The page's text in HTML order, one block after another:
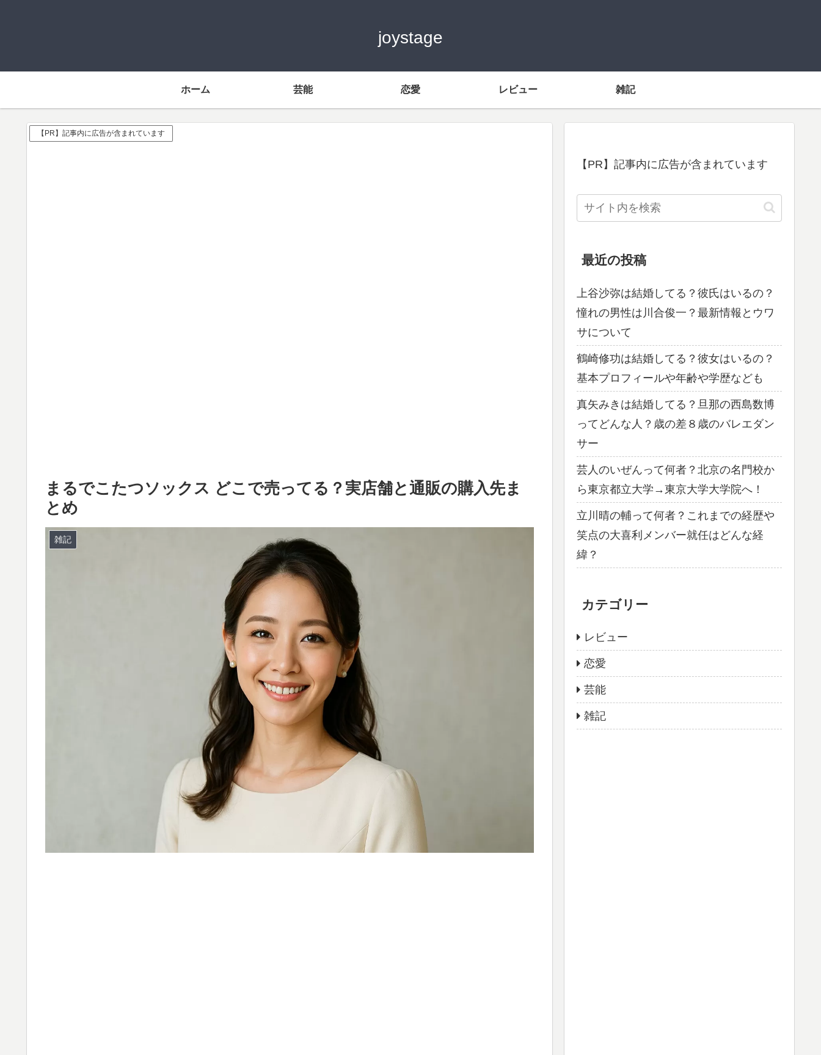
joystage
ホーム 芸能 恋愛 レビュー 雑記
【PR】記事内に広告が含まれています
まるでこたつソックス どこで売ってる？実店舗と通販の購入先ま
とめ
雑記
【PR】記事内に広告が含まれています
最近の投稿
上谷沙弥は結婚してる？彼氏はいるの？
憧れの男性は川合俊一？最新情報とウワ
サについて
鶴崎修功は結婚してる？彼女はいるの？
基本プロフィールや年齢や学歴なども
真矢みきは結婚してる？旦那の西島数博
ってどんな人？歳の差８歳のバレエダン
サー
芸人のいぜんって何者？北京の名門校か
ら東京都立大学→東京大学大学院へ！
立川晴の輔って何者？これまでの経歴や
笑点の大喜利メンバー就任はどんな経
緯？
カテゴリー
レビュー
恋愛
芸能
雑記